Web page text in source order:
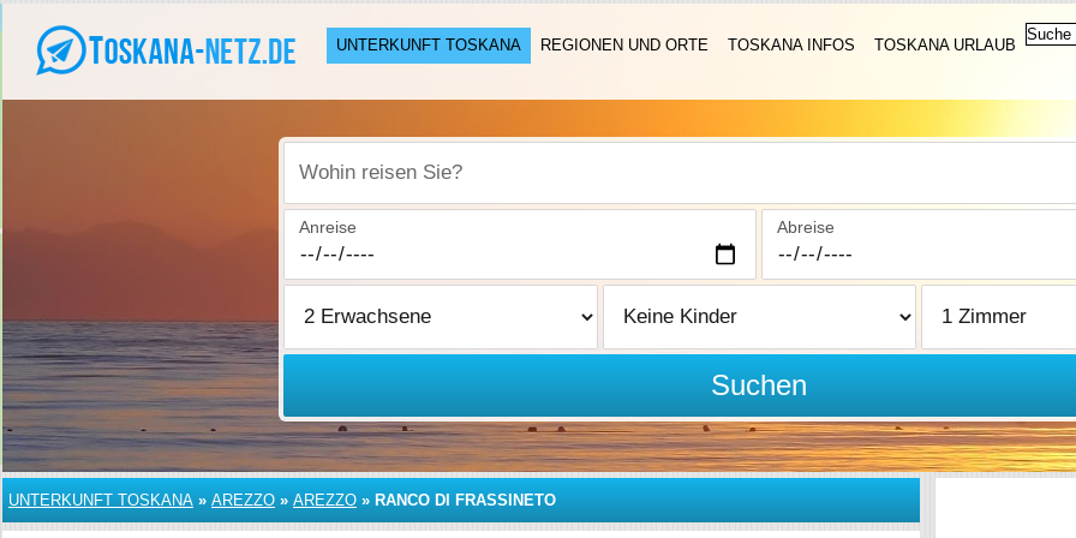
UNTERKUNFT TOSKANA REGIONEN UND ORTE TOSKANA INFOS TOSKANA URLAUB
Wohin reisen Sie?
Anreise Abreise
Suchen
UNTERKUNFT TOSKANA » AREZZO » AREZZO » RANCO DI FRASSINETO